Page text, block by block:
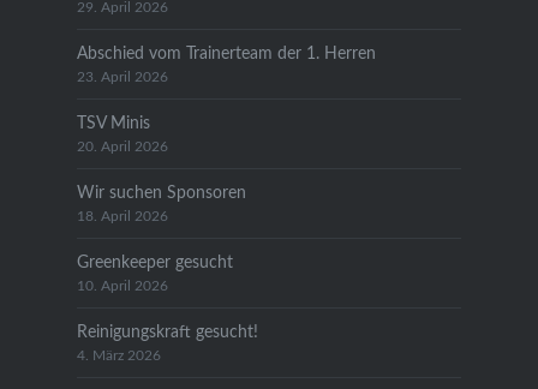
29. April 2026
Abschied vom Trainerteam der 1. Herren
23. April 2026
TSV Minis
20. April 2026
Wir suchen Sponsoren
18. April 2026
Greenkeeper gesucht
10. April 2026
Reinigungskraft gesucht!
4. März 2026